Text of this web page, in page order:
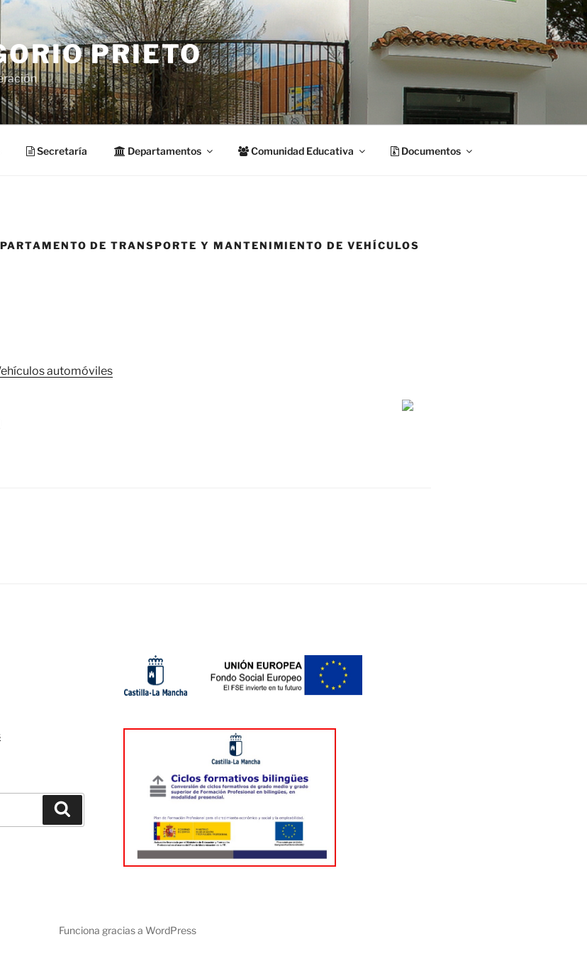
PRIETO
Secretaría Departamentos Comunidad Educativa Documentos
DE TRANSPORTE Y MANTENIMIENTO DE VEHÍCULOS
automóviles
Funciona gracias a WordPress